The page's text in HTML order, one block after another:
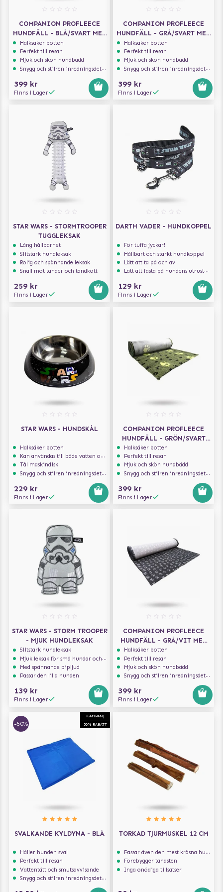
COMPANION PROFLEECE
HUNDFÄLL - BLÅ/SVART MED
TASSAR 100X75 CM
Halksäker botten
Perfekt till resan
Mjuk och skön hundbädd
Snygg och stilren inredningsdetalj
399 kr
Finns i Lager
COMPANION PROFLEECE
HUNDFÄLL - GRÅ/SVART MED
TASSAR 100X75 CM
Halksäker botten
Perfekt till resan
Mjuk och skön hundbädd
Snygg och stilren inredningsdetalj
399 kr
Finns i Lager
STAR WARS - STORMTROOPER
TUGGLEKSAK
Lång hållbarhet
Slitstark hundleksak
Rolig och spännande leksak
Snäll mot tänder och tandkött
259 kr
Finns i Lager
DARTH VADER - HUNDKOPPEL
För tuffa jyckar!
Hållbart och starkt hundkoppel
Lätt att ta på och av
Lätt att fästa på hundens utrustning
129 kr
Finns i Lager
STAR WARS - HUNDSKÅL
Halksäker botten
Kan användas till både vatten och mat
Tål maskindisk
Snygg och stilren inredningsdetalj
229 kr
Finns i Lager
COMPANION PROFLEECE
HUNDFÄLL - GRÖN/SVART
MED TASSAR 100X75 CM
Halksäker botten
Perfekt till resan
Mjuk och skön hundbädd
Snygg och stilren inredningsdetalj
399 kr
Finns i Lager
STAR WARS - STORM TROOPER
- MJUK HUNDLEKSAK
Slitstark hundleksak
Mjuk leksak för små hundar och valpar.
Med spännande pipljud
Passar den lilla hunden
139 kr
Finns i Lager
COMPANION PROFLEECE
HUNDFÄLL - GRÅ/VIT MED
TASSAR 100X75 CM
Halksäker botten
Perfekt till resan
Mjuk och skön hundbädd
Snygg och stilren inredningsdetalj
399 kr
Finns i Lager
KAMPANJ
50% RABATT
-50%
SVALKANDE KYLDYNA - BLÅ
Håller hunden sval
Perfekt till resan
Vattentätt och smutsavvisande
Snygg och stilren inredningsdetalj
TORKAD TJURMUSKEL 12 CM
Passar även den mest kräsna hunden
Förebygger tandsten
Inga onödiga tillsatser